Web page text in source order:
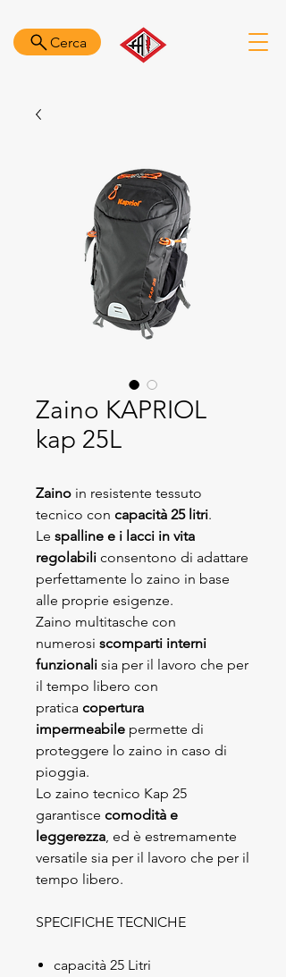
Cerca
Zaino KAPRIOL
kap 25L
Zaino in resistente tessuto
tecnico con capacità 25 litri.
Le spalline e i lacci in vita
regolabili consentono di adattare
perfettamente lo zaino in base
alle proprie esigenze.
Zaino multitasche con
numerosi scomparti interni
funzionali sia per il lavoro che per
il tempo libero con
pratica copertura
impermeabile permette di
proteggere lo zaino in caso di
pioggia.
Lo zaino tecnico Kap 25
garantisce comodità e
leggerezza, ed è estremamente
versatile sia per il lavoro che per il
tempo libero.
SPECIFICHE TECNICHE
capacità 25 Litri